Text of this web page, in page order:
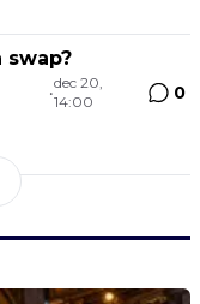
•
dec 20,
14:00
0